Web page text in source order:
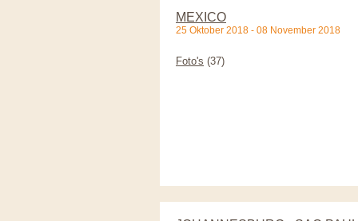
MEXICO
25 Oktober 2018 - 08 November 2018
Foto's (37)